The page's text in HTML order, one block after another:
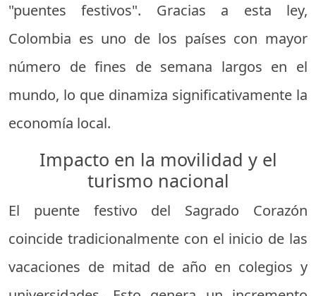
"puentes festivos". Gracias a esta ley,
Colombia es uno de los países con mayor
número de fines de semana largos en el
mundo, lo que dinamiza significativamente la
economía local.
Impacto en la movilidad y el
turismo nacional
El puente festivo del Sagrado Corazón
coincide tradicionalmente con el inicio de las
vacaciones de mitad de año en colegios y